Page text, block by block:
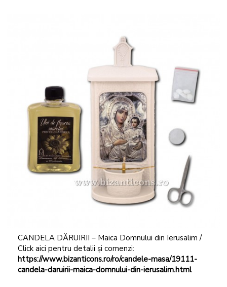
CANDELA DĂRUIRII – Maica Domnului din Ierusalim /
Click aici pentru detalii și comenzi:
https://www.bizanticons.ro/ro/candele-masa/19111-
candela-daruirii-maica-domnului-din-ierusalim.html